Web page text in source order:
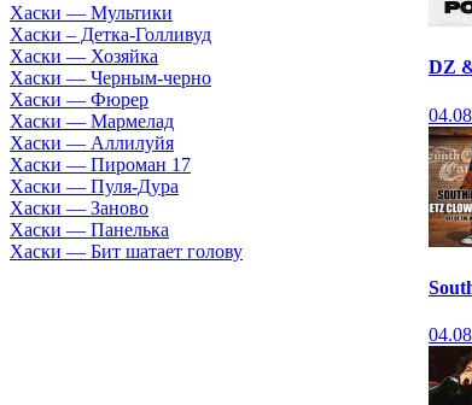
Хаски — Мультики
Хаски – Детка-Голливуд
Хаски — Хозяйка
Хаски — Черным-черно
Хаски — Фюрер
Хаски — Мармелад
Хаски — Аллилуйя
Хаски — Пироман 17
Хаски — Пуля-Дура
Хаски — Заново
Хаски — Панелька
Хаски — Бит шатает голову
DZ